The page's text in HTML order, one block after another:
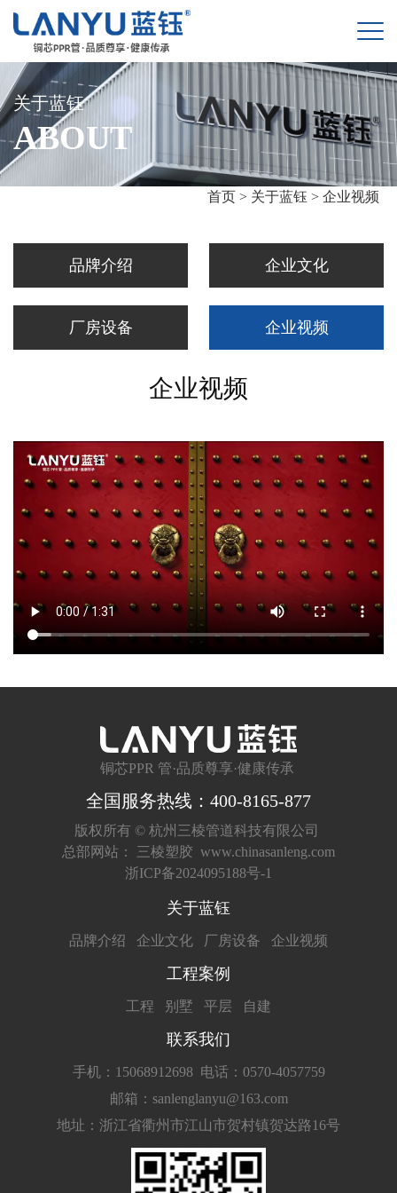
关于蓝钰
ABOUT
首页 > 关于蓝钰 > 企业视频
品牌介绍 企业文化
厂房设备 企业视频
企业视频
铜芯PPR 管·品质尊享·健康传承
全国服务热线：400-8165-877
版权所有 © 杭州三棱管道科技有限公司
总部网站： 三棱塑胶 www.chinasanleng.com
浙ICP备2024095188号-1
关于蓝钰
品牌介绍 企业文化 厂房设备 企业视频
工程案例
工程 别墅 平层 自建
联系我们
手机：15068912698 电话：0570-4057759
邮箱：sanlenglanyu@163.com
地址：浙江省衢州市江山市贺村镇贺达路16号